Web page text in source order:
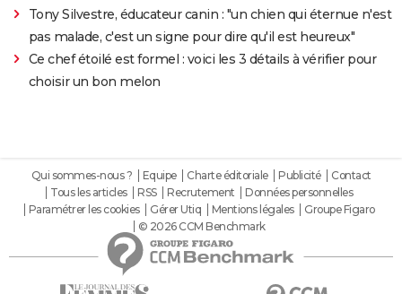
Tony Silvestre, éducateur canin : "un chien qui éternue n'est
pas malade, c'est un signe pour dire qu'il est heureux"
Ce chef étoilé est formel : voici les 3 détails à vérifier pour
choisir un bon melon
Qui sommes-nous ? Equipe Charte éditoriale Publicité
Contact
Tous les articles
RSS Recrutement
Données personnelles
Paramétrer les cookies
Gérer Utiq Mentions légales
Groupe Figaro
© 2026 CCM Benchmark